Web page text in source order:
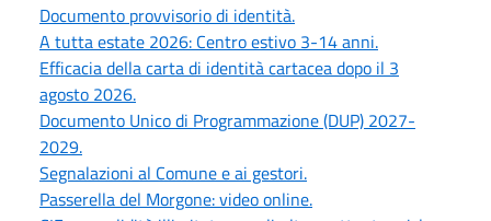
Documento provvisorio di identità.
A tutta estate 2026: Centro estivo 3-14 anni.
Efficacia della carta di identità cartacea dopo il 3
agosto 2026.
Documento Unico di Programmazione (DUP) 2027-
2029.
Segnalazioni al Comune e ai gestori.
Passerella del Morgone: video online.